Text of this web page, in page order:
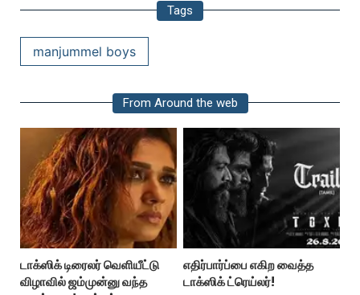
Tags
manjummel boys
From Around the web
டாக்ஸிக் டிரைலர் வெளியீட்டு
விழாவில் ஜம்முன்னு வந்த
எதிர்பார்ப்பை எகிற வைத்த
டாக்ஸிக் ட்ரெய்லர்!